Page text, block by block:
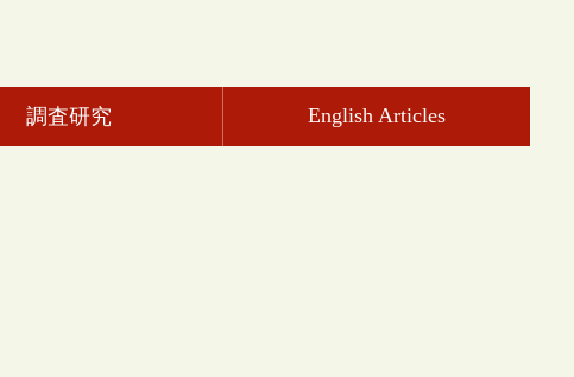
調査研究 English Articles